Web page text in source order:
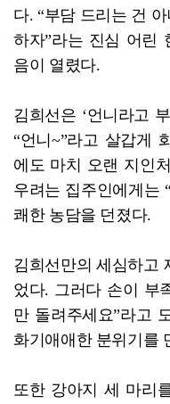
다. “부담 드리는 건
하자”라는 진심 어린
음이 열렸다.
김희선은 ‘언니라고
“언니~”라고 살갑게
에도 마치 오랜 지인
우려는 집주인에게는
쾌한 농담을 던졌다.
김희선만의 세심하고
었다. 그러다 손이 부
만 돌려주세요”라고
화기애애한 분위기를
또한 강아지 세 마리